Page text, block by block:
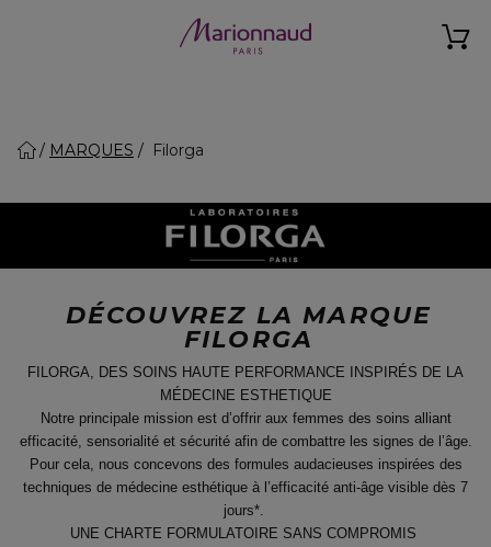
MARQUES Filorga
DÉCOUVREZ LA MARQUE
FILORGA
FILORGA, DES SOINS HAUTE PERFORMANCE INSPIRÉS DE LA
MÉDECINE ESTHETIQUE
Notre principale mission est d’offrir aux femmes des soins alliant
efficacité, sensorialité et sécurité afin de combattre les signes de l’âge.
Pour cela, nous concevons des formules audacieuses inspirées des
techniques de médecine esthétique à l’efficacité anti-âge visible dès 7
jours*.
UNE CHARTE FORMULATOIRE SANS COMPROMIS